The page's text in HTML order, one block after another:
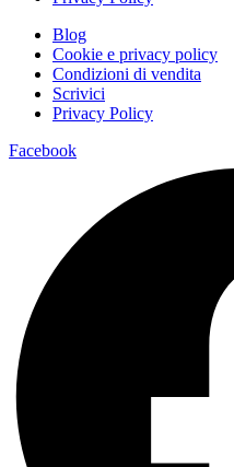
Blog
Cookie e privacy policy
Condizioni di vendita
Scrivici
Privacy Policy
Facebook